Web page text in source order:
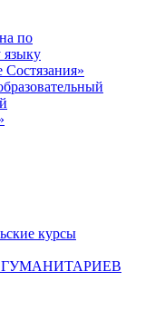
по
языку
Состязания»
курсы